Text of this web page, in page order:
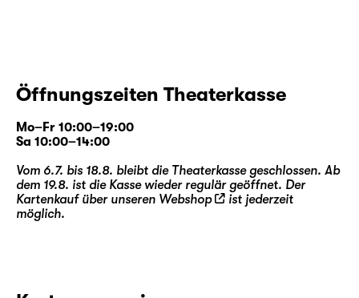
Öffnungszeiten Theaterkasse
Mo–Fr 10:00–19:00
Sa 10:00–14:00
Vom 6.7. bis 18.8. bleibt die Theaterkasse geschlossen. Ab
dem 19.8. ist die Kasse wieder regulär geöffnet. Der
Kartenkauf über unseren Webshop
ist jederzeit
möglich.